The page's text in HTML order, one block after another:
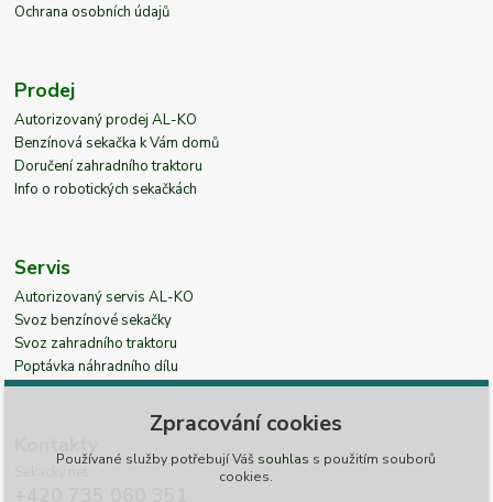
Ochrana osobních údajů
Prodej
Autorizovaný prodej AL-KO
Benzínová sekačka k Vám domů
Doručení zahradního traktoru
Info o robotických sekačkách
Servis
Autorizovaný servis AL-KO
Svoz benzínové sekačky
Svoz zahradního traktoru
Poptávka náhradního dílu
Zpracování cookies
Používané služby potřebují Váš souhlas s použitím souborů
cookies.